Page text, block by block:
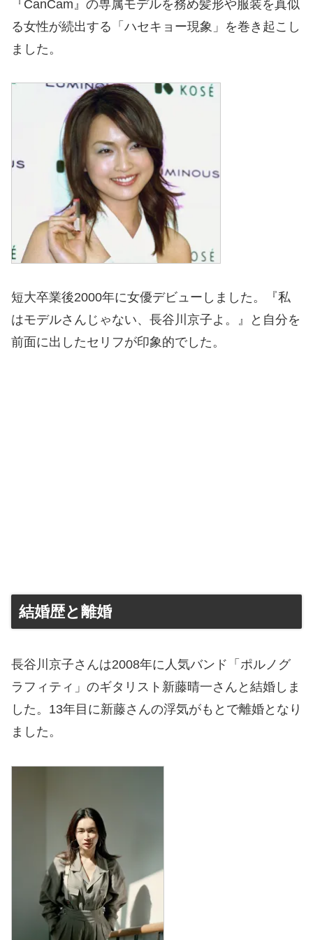
『CanCam』の専属モデルを務め髪形や服装を真似
る女性が続出する「ハセキョー現象」を巻き起こし
ました。
短大卒業後2000年に女優デビューしました。『私
はモデルさんじゃない、長谷川京子よ。』と自分を
前面に出したセリフが印象的でした。
結婚歴と離婚
長谷川京子さんは2008年に人気バンド「ポルノグ
ラフィティ」のギタリスト新藤晴一さんと結婚しま
した。13年目に新藤さんの浮気がもとで離婚となり
ました。